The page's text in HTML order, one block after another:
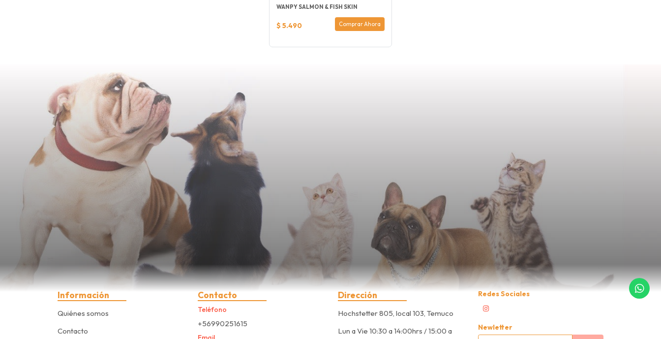
WANPY SALMON & FISH SKIN
$ 5.490 Comprar Ahora
Información
Quiénes somos
Contacto
Contacto
Teléfono
+56990251615
Dirección
Hochstetter 805, local 103, Temuco
Lun a Vie 10:30 a 14:00hrs / 15:00 a
Redes Sociales
Newletter